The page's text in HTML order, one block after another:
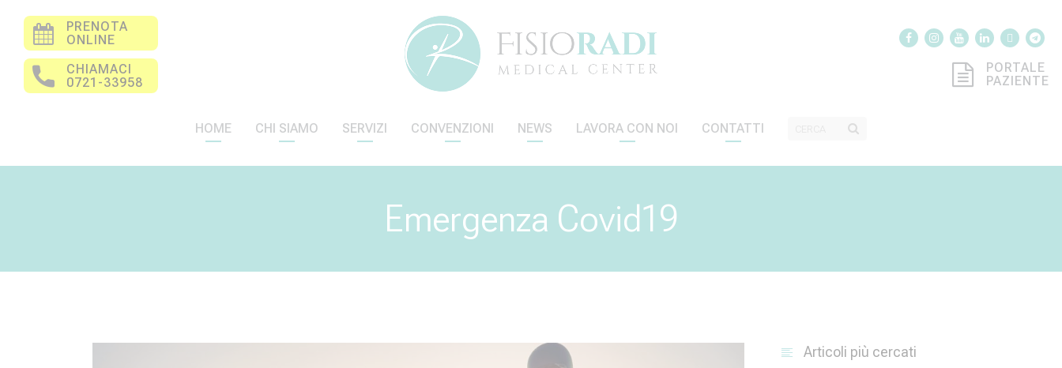
PRENOTA
ONLINE
CHIAMACI
0721-33958
PORTALE
PAZIENTE
HOME CHI SIAMO SERVIZI CONVENZIONI NEWS LAVORA CON NOI CONTATTI
Emergenza Covid19
Articoli più cercati